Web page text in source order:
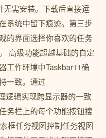
无需安装。下载后直接运
系统中留下痕迹。第三步
的界面选择你喜欢的任务
高级功能超越基础的自定
工作环境中Taskbar11确
一致。通过
逻辑实现跨显示器的一致
务栏上的每个功能按钮搜
框任务视图控制任务视图